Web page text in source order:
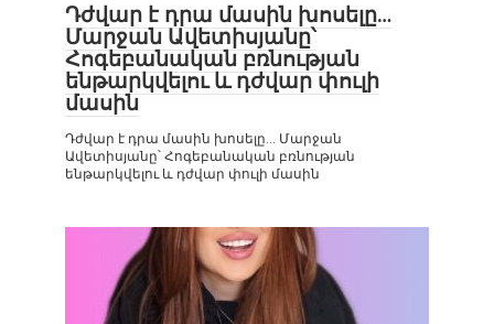
Դժվար է դրա մասին խոսելը…
Մարջան Ավետիսյանը՝
Հոգեբանական բռնության
ենթարկվելու և դժվար փուլի
մասին
Դժվար է դրա մասին խոսելը… Մարջան
Ավետիսյանը՝ Հոգեբանական բռնության
ենթարկվելու և դժվար փուլի մասին